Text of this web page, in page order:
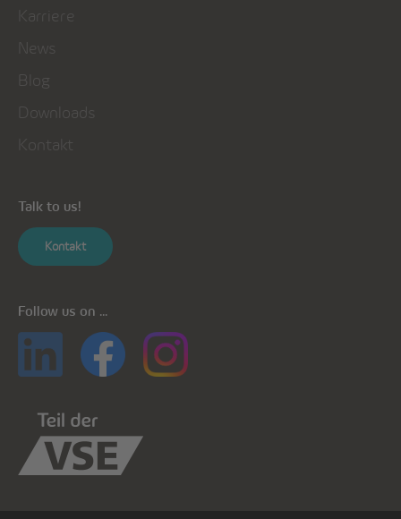
Karriere
News
Blog
Downloads
Kontakt
Talk to us!
Kontakt
Follow us on ...